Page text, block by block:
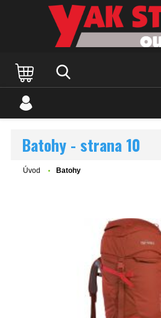
Batohy - strana 10
Úvod Batohy